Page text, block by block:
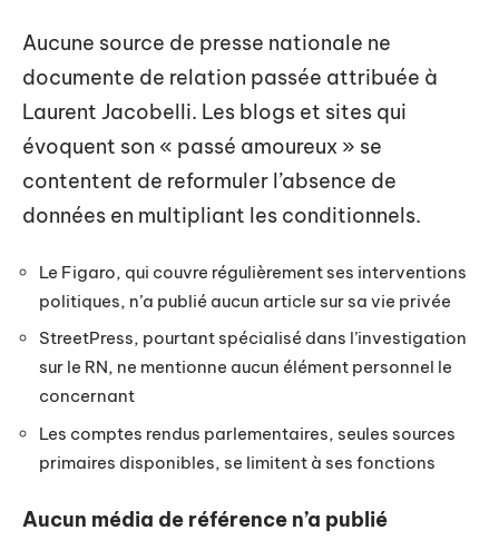
Aucune source de presse nationale ne
documente de relation passée attribuée à
Laurent Jacobelli. Les blogs et sites qui
évoquent son « passé amoureux » se
contentent de reformuler l’absence de
données en multipliant les conditionnels.
Le Figaro, qui couvre régulièrement ses interventions
politiques, n’a publié aucun article sur sa vie privée
StreetPress, pourtant spécialisé dans l’investigation
sur le RN, ne mentionne aucun élément personnel le
concernant
Les comptes rendus parlementaires, seules sources
primaires disponibles, se limitent à ses fonctions
Aucun média de référence n’a publié